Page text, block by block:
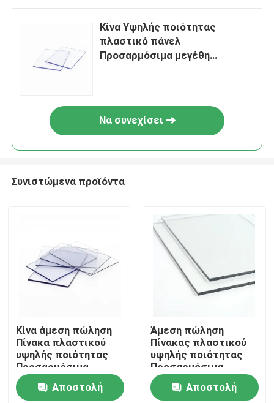
Σχετικά με εμάς
Επαφές
Κίνα Υψηλής ποιότητας
πλαστικό πάνελ
Προσαρμόσιμα μεγέθη
Να συνεχίσει
Συνιστώμενα προϊόντα
Κίνα άμεση πώληση
Πίνακα πλαστικού
υψηλής ποιότητας
Προσαρμόσιμα
μεγέθη Διαφανές
πλαστικό φύλλο
Αποστολή
Άμεση πώληση
Πίνακας πλαστικού
υψηλής ποιότητας
Προσαρμόσιμα
μεγέθη Διαφανές
πλαστικό φύλλο
Αποστολή